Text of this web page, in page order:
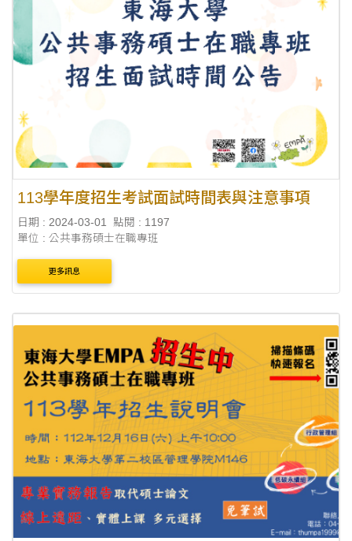
113學年度招生考試面試時間表與注意事項
日期 : 2024-03-01
點閱 : 1197
單位 : 公共事務碩士在職專班
更多訊息